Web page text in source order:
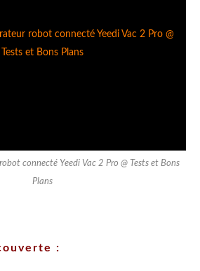
connecté Yeedi Vac 2 Pro @ Tests et Bons
Plans
: